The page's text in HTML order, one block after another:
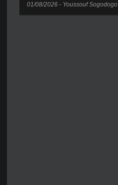
01/08/2026 - Youssouf Sogodogo